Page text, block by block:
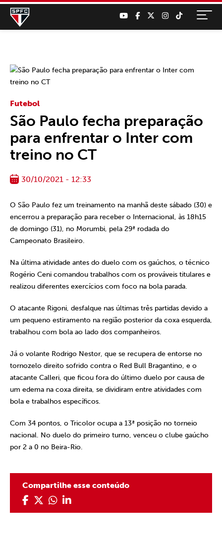
Futebol
São Paulo fecha preparação
para enfrentar o Inter com
treino no CT
30/10/2021 - 12:33
O São Paulo fez um treinamento na manhã deste sábado (30) e
encerrou a preparação para receber o Internacional, às 18h15
de domingo (31), no Morumbi, pela 29ª rodada do
Campeonato Brasileiro.
Na última atividade antes do duelo com os gaúchos, o técnico
Rogério Ceni comandou trabalhos com os prováveis titulares e
realizou diferentes exercícios com foco na bola parada.
O atacante Rigoni, desfalque nas últimas três partidas devido a
um pequeno estiramento na região posterior da coxa esquerda,
trabalhou com bola ao lado dos companheiros.
Já o volante Rodrigo Nestor, que se recupera de entorse no
tornozelo direito sofrido contra o Red Bull Bragantino, e o
atacante Calleri, que ficou fora do último duelo por causa de
um edema na coxa direita, se dividiram entre atividades com
bola e trabalhos específicos.
Com 34 pontos, o Tricolor ocupa a 13ª posição no torneio
nacional. No duelo do primeiro turno, venceu o clube gaúcho
por 2 a 0 no Beira-Rio.
Compartilhe esse conteúdo